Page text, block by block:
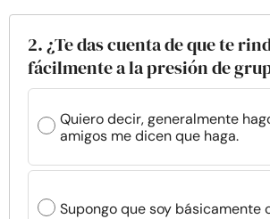
2. ¿Te das cuenta de que te
fácilmente a la presión de
Quiero decir, generalmente
amigos me dicen que haga.
Supongo que soy básicamente